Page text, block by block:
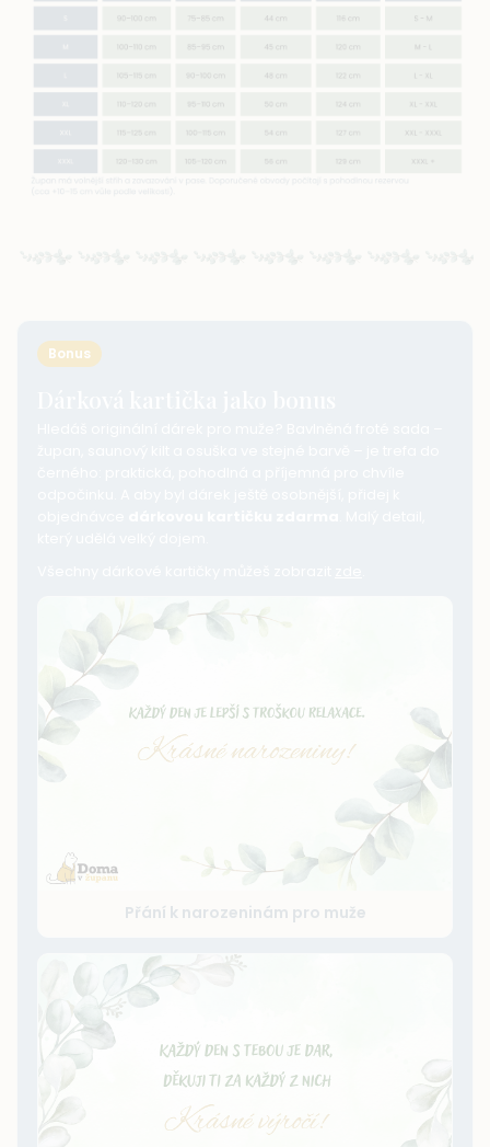
Bonus
Přání k narozeninám pro muže